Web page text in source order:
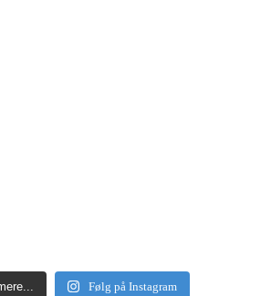
Følg på Instagram